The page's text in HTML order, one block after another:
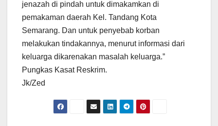
jenazah di pindah untuk dimakamkan di
pemakaman daerah Kel. Tandang Kota
Semarang. Dan untuk penyebab korban
melakukan tindakannya, menurut informasi dari
keluarga dikarenakan masalah keluarga.”
Pungkas Kasat Reskrim.
Jk/Zed